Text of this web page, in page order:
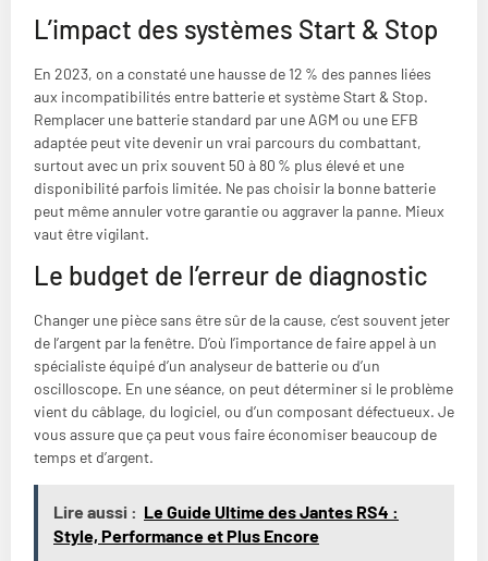
L’impact des systèmes Start & Stop
En 2023, on a constaté une hausse de 12 % des pannes liées
aux incompatibilités entre batterie et système Start & Stop.
Remplacer une batterie standard par une AGM ou une EFB
adaptée peut vite devenir un vrai parcours du combattant,
surtout avec un prix souvent 50 à 80 % plus élevé et une
disponibilité parfois limitée. Ne pas choisir la bonne batterie
peut même annuler votre garantie ou aggraver la panne. Mieux
vaut être vigilant.
Le budget de l’erreur de diagnostic
Changer une pièce sans être sûr de la cause, c’est souvent jeter
de l’argent par la fenêtre. D’où l’importance de faire appel à un
spécialiste équipé d’un analyseur de batterie ou d’un
oscilloscope. En une séance, on peut déterminer si le problème
vient du câblage, du logiciel, ou d’un composant défectueux. Je
vous assure que ça peut vous faire économiser beaucoup de
temps et d’argent.
Lire aussi : Le Guide Ultime des Jantes RS4 :
Style, Performance et Plus Encore